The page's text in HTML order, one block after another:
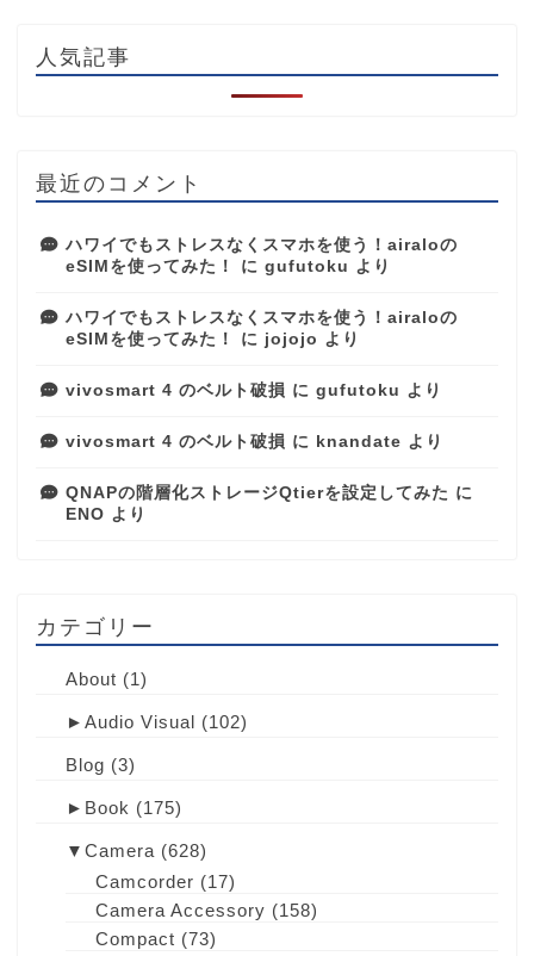
人気記事
最近のコメント
ハワイでもストレスなくスマホを使う！airaloの
eSIMを使ってみた！
に gufutoku より
ハワイでもストレスなくスマホを使う！airaloの
eSIMを使ってみた！
に jojojo より
vivosmart 4 のベルト破損 に gufutoku より
vivosmart 4 のベルト破損 に knandate より
QNAPの階層化ストレージQtierを設定してみた に
ENO より
カテゴリー
About (1)
► Audio Visual (102)
Blog (3)
► Book (175)
▼ Camera (628)
Camcorder (17)
Camera Accessory (158)
Compact (73)